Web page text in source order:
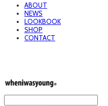
ABOUT
NEWS
LOOKBOOK
SHOP
CONTACT